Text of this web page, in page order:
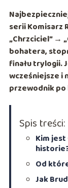
seriiKomisarz
„Chrzciciel” →
bohatera,
finału trylogii.
wcześniejsze i
przewodnik
Spis treści:
Kim
Od
Jak